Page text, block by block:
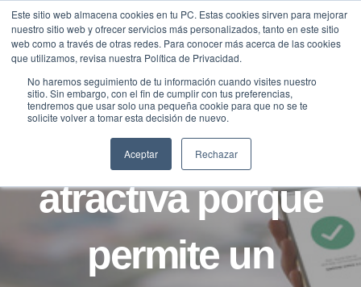
Este sitio web almacena cookies en tu PC. Estas cookies sirven para mejorar
nuestro sitio web y ofrecer servicios más personalizados, tanto en este sitio
web como a través de otras redes. Para conocer más acerca de las cookies
que utilizamos, revisa nuestra Política de Privacidad.
No haremos seguimiento de tu información cuando visites nuestro
sitio. Sin embargo, con el fin de cumplir con tus preferencias,
tendremos que usar solo una pequeña cookie para que no se te
solicite volver a tomar esta decisión de nuevo.
Aceptar Rechazar
Saltar
contenido
BLOG
La tecnología es
atractiva porque
permite un
Traducir »